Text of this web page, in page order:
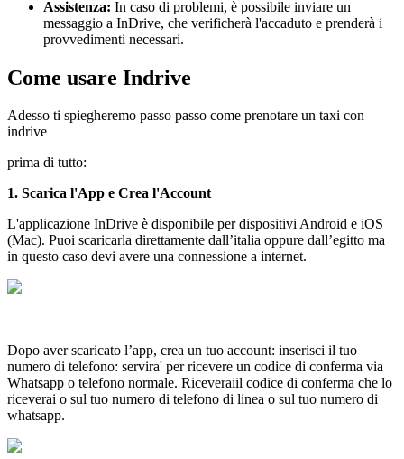
Assistenza: In caso di problemi, è possibile inviare un
messaggio a InDrive, che verificherà l'accaduto e prenderà i
provvedimenti necessari.
Come usare Indrive
Adesso ti spiegheremo passo passo come prenotare un taxi con
indrive
prima di tutto:
1. Scarica l'App e Crea l'Account
L'applicazione InDrive è disponibile per dispositivi Android e iOS
(Mac). Puoi scaricarla direttamente dall’italia oppure dall’egitto ma
in questo caso devi avere una connessione a internet.
Dopo aver scaricato l’app, crea un tuo account: inserisci il tuo
numero di telefono: servira' per ricevere un codice di conferma via
Whatsapp o telefono normale. Riceveraiil codice di conferma che lo
riceverai o sul tuo numero di telefono di linea o sul tuo numero di
whatsapp.